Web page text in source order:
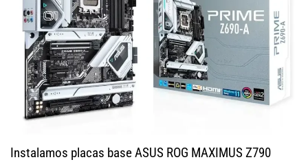
Instalamos placas base ASUS ROG MAXIMUS Z790